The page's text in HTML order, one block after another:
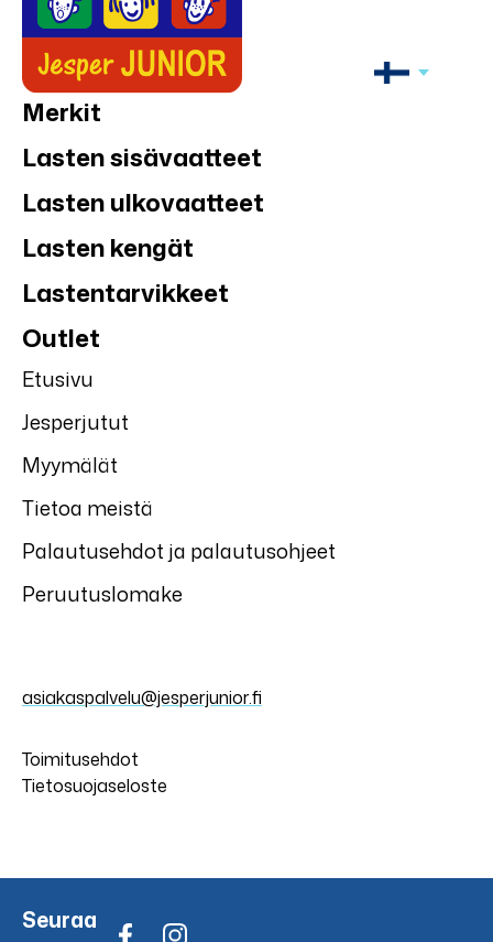
Merkit
Lasten sisävaatteet
Lasten ulkovaatteet
Lasten kengät
Lastentarvikkeet
Outlet
Etusivu
Jesperjutut
Myymälät
Tietoa meistä
Palautusehdot ja palautusohjeet
Peruutuslomake
asiakaspalvelu@jesperjunior.fi
Toimitusehdot
Tietosuojaseloste
Seuraa